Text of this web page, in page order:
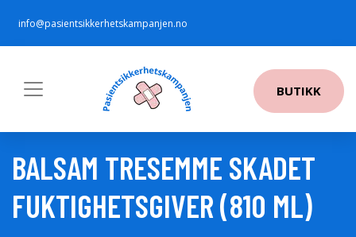
info@pasientsikkerhetskampanjen.no
BUTIKK
BALSAM TRESEMME SKADET
FUKTIGHETSGIVER (810 ML)